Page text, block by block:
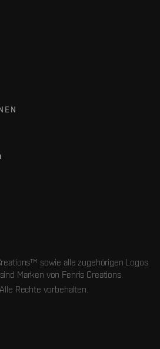
sowie alle zugehörigen Logos
Marken von Fenris Creations.
Rechte vorbehalten.